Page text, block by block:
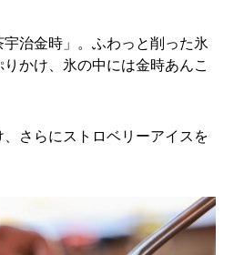
治金時」。ふわっと削った氷
かけ、氷の中には金時あんこ
さらにストロベリーアイスを